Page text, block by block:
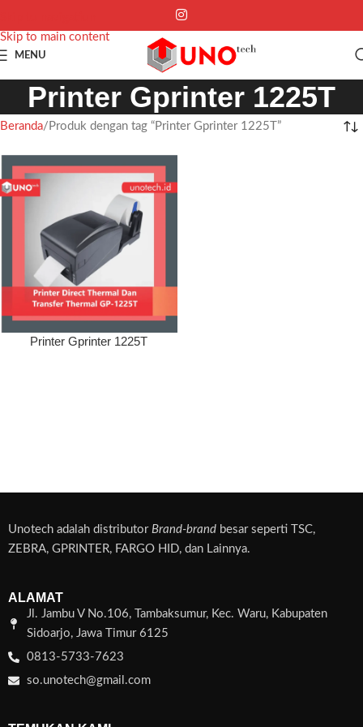
Skip to main content
MENU
Printer Gprinter 1225T
Beranda Produk dengan tag “Printer Gprinter 1225T”
Printer Gprinter 1225T
Unotech adalah distributor Brand-brand besar seperti TSC,
ZEBRA, GPRINTER, FARGO HID, dan Lainnya.
ALAMAT
Jl. Jambu V No.106, Tambaksumur, Kec. Waru, Kabupaten
Sidoarjo, Jawa Timur 6125
0813-5733-7623
so.unotech@gmail.com